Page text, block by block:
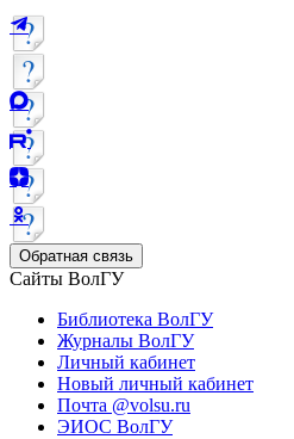
Обратная связь
Сайты ВолГУ
Библиотека ВолГУ
Журналы ВолГУ
Личный кабинет
Новый личный кабинет
Почта @volsu.ru
ЭИОС ВолГУ